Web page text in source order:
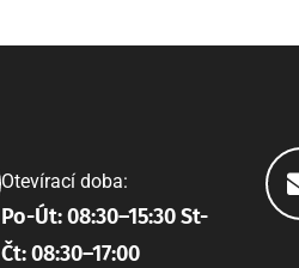
Otevírací doba:
Po-Út: 08:30–15:30 St-
Čt: 08:30–17:00